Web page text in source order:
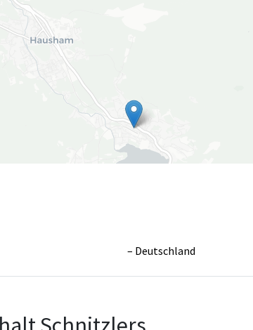
Deutschland